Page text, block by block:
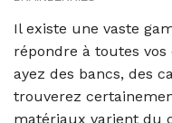
Il existe une vaste
répondre à toutes vos
ayez des bancs, des
trouverez
matériaux varient du